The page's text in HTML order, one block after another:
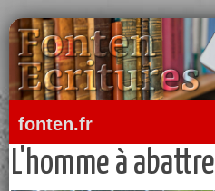
fonten.fr
L'homme à abattre